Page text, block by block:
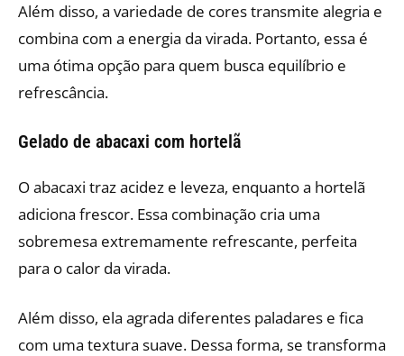
Além disso, a variedade de cores transmite alegria e
combina com a energia da virada. Portanto, essa é
uma ótima opção para quem busca equilíbrio e
refrescância.
Gelado de abacaxi com hortelã
O abacaxi traz acidez e leveza, enquanto a hortelã
adiciona frescor. Essa combinação cria uma
sobremesa extremamente refrescante, perfeita
para o calor da virada.
Além disso, ela agrada diferentes paladares e fica
com uma textura suave. Dessa forma, se transforma